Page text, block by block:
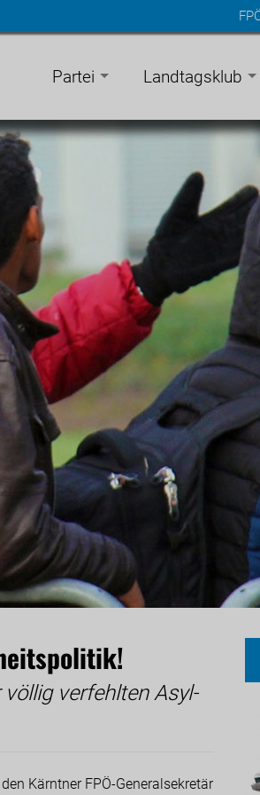
Partei Landtagsklub
verfehlten Asyl-
Kärntner FPÖ-Generalsekretär